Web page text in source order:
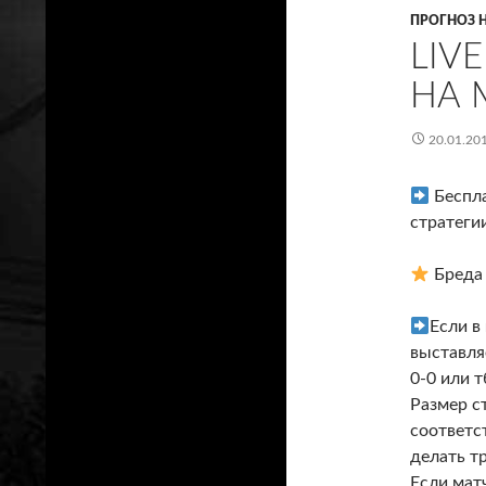
ПРОГНОЗ
НА
Если
0-0 или
Размер
делать